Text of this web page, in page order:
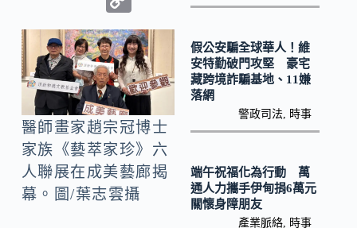
b
o
o
k
o
p
y
Li
n
k
醫師畫家趙宗冠博士
家族《藝萃家珍》六
人聯展在成美藝廊揭
幕。圖/葉志雲攝
假公安騙全球華人！維
安特勤破門攻堅 豪宅
藏跨境詐騙基地、11嫌
落網
警政司法 時事
端午祝福化為行動 萬
通人力攜手伊甸捐6萬元
關懷身障朋友
產業脈絡 時事